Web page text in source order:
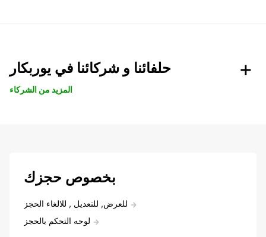
حلفائنا و شركائنا في يوربكار
المزيد من الشركاء
بخصوص حجزك
للعرض, للتعديل , للالغاء الحجز
لوحه التحكم بالحجز